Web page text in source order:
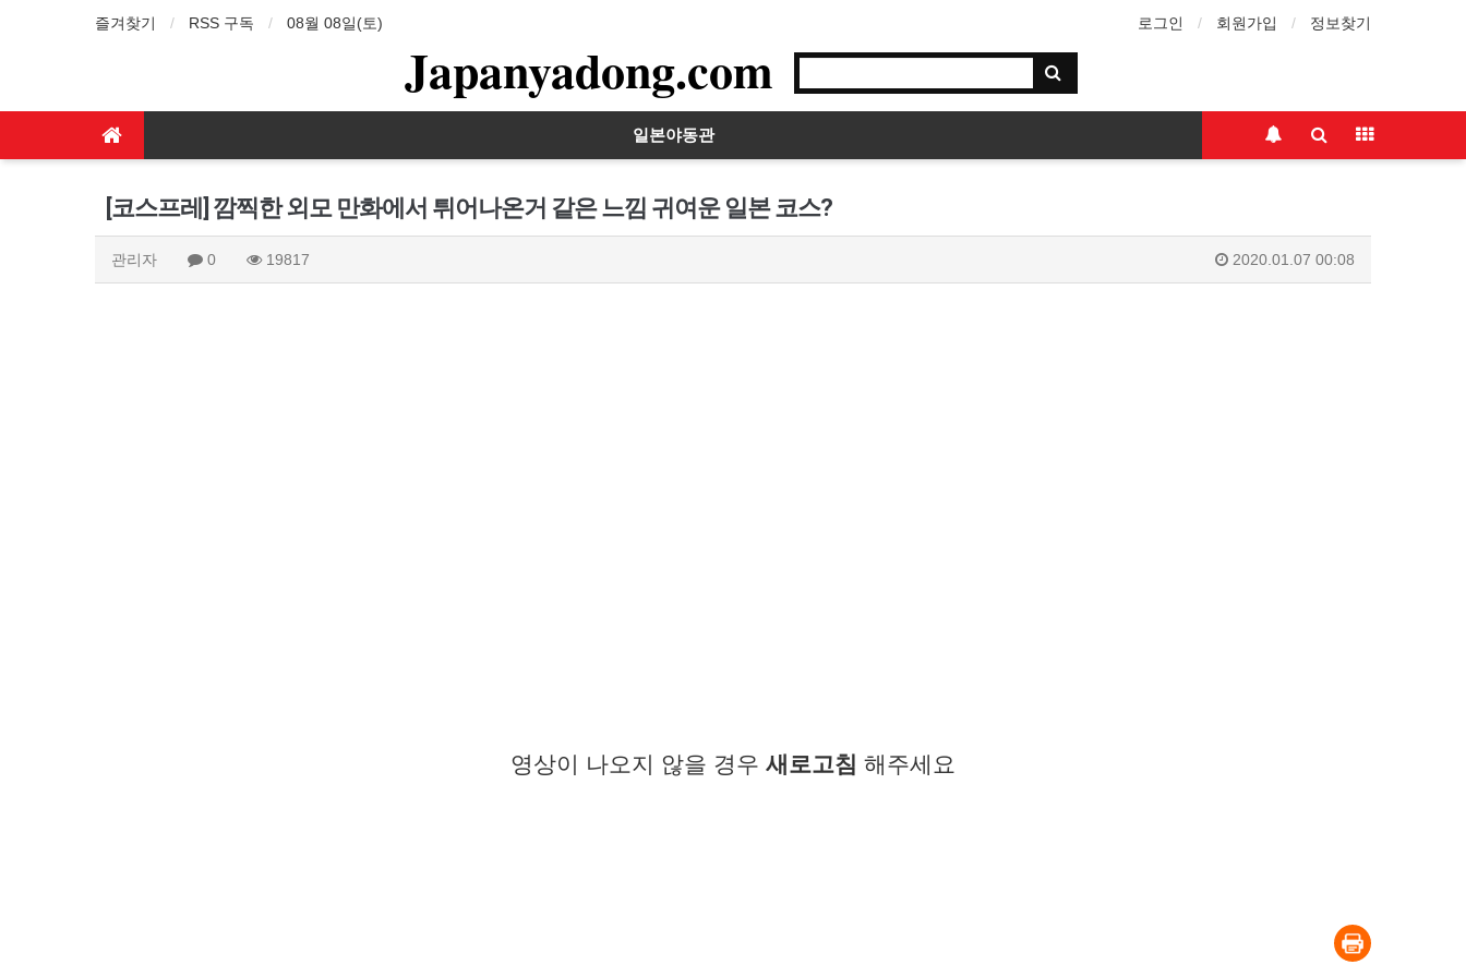
즐겨찾기 RSS 구독 08월 08일(토) 로그인 회원가입 정보찾기
Japanyadong.com
일본야동관
[코스프레] 깜찍한 외모 만화에서 튀어나온거 같은 느낌 귀여운 일본 코스?
관리자 0 19817 2020.01.07 00:08
영상이 나오지 않을 경우 새로고침 해주세요